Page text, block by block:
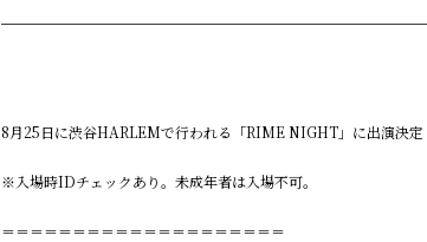
8月25日に渋谷HARLEMで行われる「RIME NIGHT」に出演決定
※入場時IDチェックあり。未成年者は入場不可。
＝＝＝＝＝＝＝＝＝＝＝＝＝＝＝＝＝＝＝＝